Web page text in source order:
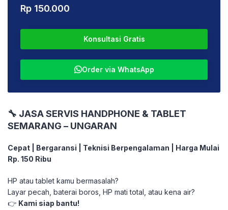
Rp 150.000
Konsultasi Gratis
Order via WhatsApp
🔧 JASA SERVIS HANDPHONE & TABLET
SEMARANG – UNGARAN
Cepat | Bergaransi | Teknisi Berpengalaman | Harga Mulai
Rp. 150 Ribu
HP atau tablet kamu bermasalah?
Layar pecah, baterai boros, HP mati total, atau kena air?
👉 Kami siap bantu!